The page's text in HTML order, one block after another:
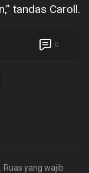
tandas Caroll.
0
Ruas yang wajib